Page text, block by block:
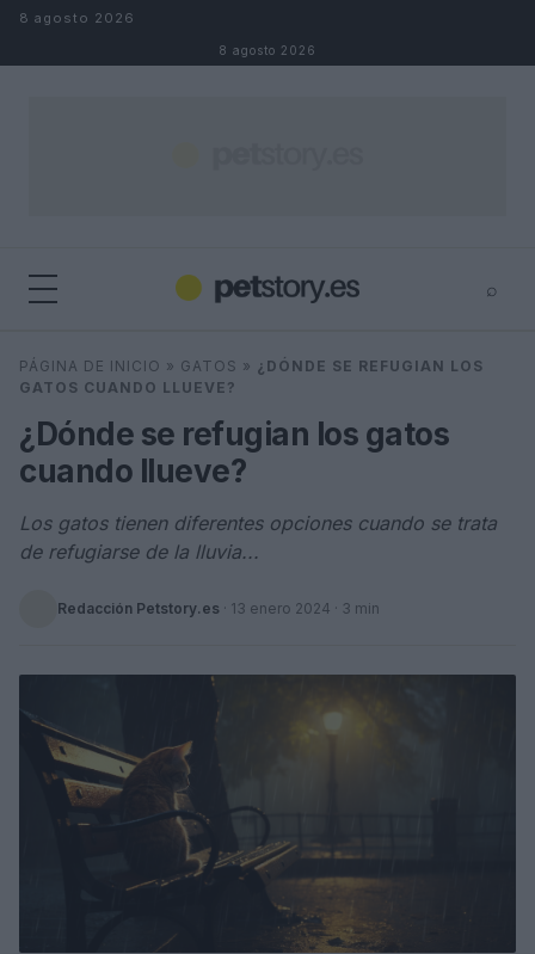
Saltar al contenido
8 agosto 2026
8 agosto 2026
⌕
Buscar ⌕
PÁGINA DE INICIO » GATOS » ¿DÓNDE SE REFUGIAN LOS
GATOS CUANDO LLUEVE?
¿Dónde se refugian los gatos
cuando llueve?
Los gatos tienen diferentes opciones cuando se trata
de refugiarse de la lluvia...
Redacción Petstory.es · 13 enero 2024 · 3 min